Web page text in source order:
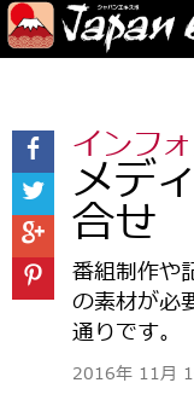
インフ
メデ
合せ
番組制作や
の素材が必
通りです。
2016年 11月